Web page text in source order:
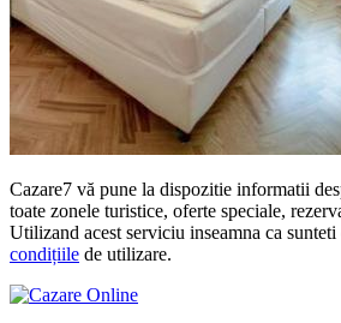
Cazare7 vă pune la dispozitie informatii
toate zonele turistice, oferte speciale,
Utilizand acest serviciu inseamna ca sunteti
condițiile de utilizare.